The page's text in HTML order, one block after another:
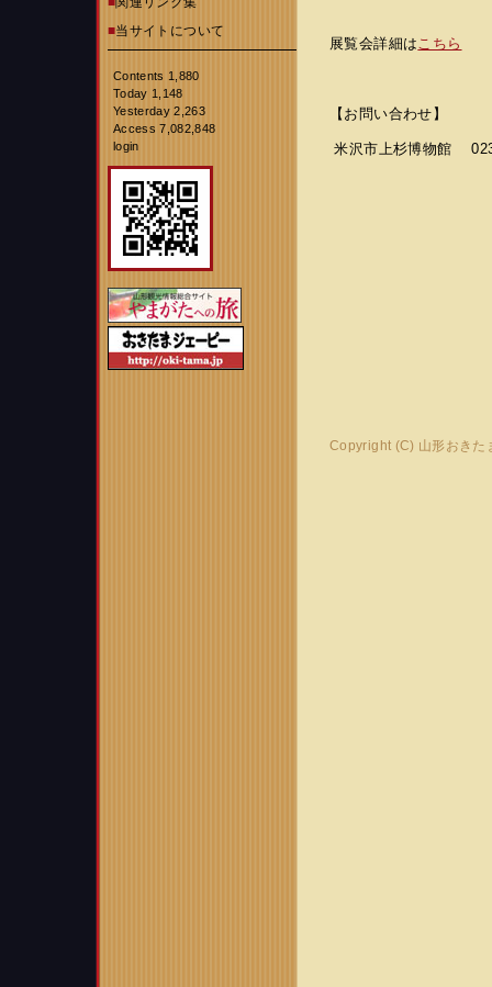
■当サイトについて
Contents 1,880
Today 1,148
Yesterday 2,263
Access 7,082,848
login
展覧会詳細はこちら
【お問い合わせ】
米沢市上杉博物館
Copyright (C) 山形おき